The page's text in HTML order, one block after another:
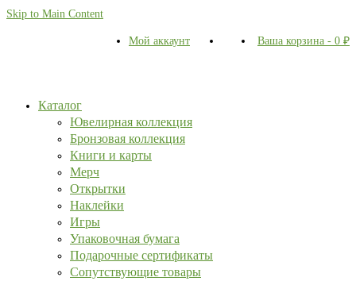
Skip to Main Content
Мой аккаунт Ваша корзина - 0 ₽
Каталог
Ювелирная коллекция
Бронзовая коллекция
Книги и карты
Мерч
Открытки
Наклейки
Игры
Упаковочная бумага
Подарочные сертификаты
Сопутствующие товары